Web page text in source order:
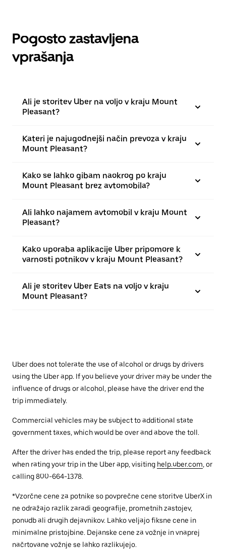
Pogosto zastavljena
vprašanja
Ali je storitev Uber na voljo v kraju Mount
Pleasant?
Kateri je najugodnejši način prevoza v kraju
Mount Pleasant?
Kako se lahko gibam naokrog po kraju
Mount Pleasant brez avtomobila?
Ali lahko najamem avtomobil v kraju Mount
Pleasant?
Kako uporaba aplikacije Uber pripomore k
varnosti potnikov v kraju Mount Pleasant?
Ali je storitev Uber Eats na voljo v kraju
Mount Pleasant?
Uber does not tolerate the use of alcohol or drugs by drivers
using the Uber app. If you believe your driver may be under the
influence of drugs or alcohol, please have the driver end the
trip immediately.
Commercial vehicles may be subject to additional state
government taxes, which would be over and above the toll.
After the driver has ended the trip, please report any feedback
when rating your trip in the Uber app, visiting help.uber.com, or
calling 800-664-1378.
*Vzorčne cene za potnike so povprečne cene storitve UberX in
ne odražajo razlik zaradi geografije, prometnih zastojev,
ponudb ali drugih dejavnikov. Lahko veljajo fiksne cene in
minimalne pristojbine. Dejanske cene za vožnje in vnaprej
načrtovane vožnje se lahko razlikujejo.